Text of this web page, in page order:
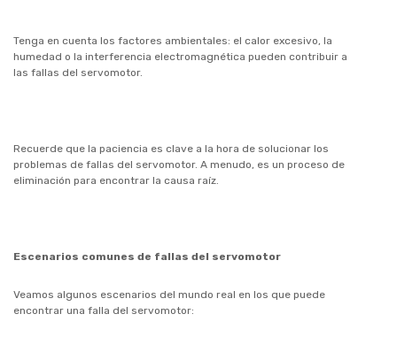
Tenga en cuenta los factores ambientales: el calor excesivo, la
humedad o la interferencia electromagnética pueden contribuir a
las fallas del servomotor.
Recuerde que la paciencia es clave a la hora de solucionar los
problemas de fallas del servomotor. A menudo, es un proceso de
eliminación para encontrar la causa raíz.
Escenarios comunes de fallas del servomotor
Veamos algunos escenarios del mundo real en los que puede
encontrar una falla del servomotor: